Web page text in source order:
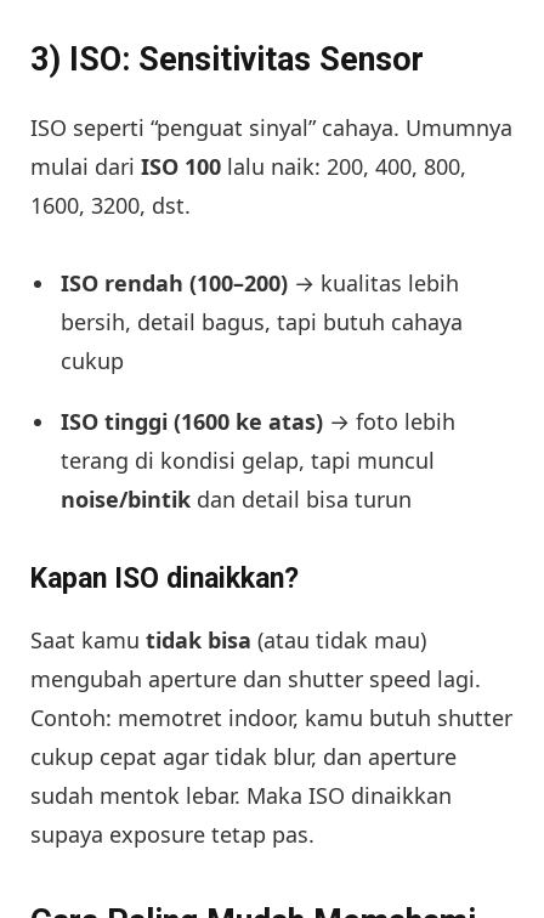
3) ISO: Sensitivitas Sensor
ISO seperti “penguat sinyal” cahaya. Umumnya
mulai dari ISO 100 lalu naik: 200, 400, 800,
1600, 3200, dst.
ISO rendah (100–200) → kualitas lebih
bersih, detail bagus, tapi butuh cahaya
cukup
ISO tinggi (1600 ke atas) → foto lebih
terang di kondisi gelap, tapi muncul
noise/bintik dan detail bisa turun
Kapan ISO dinaikkan?
Saat kamu tidak bisa (atau tidak mau)
mengubah aperture dan shutter speed lagi.
Contoh: memotret indoor, kamu butuh shutter
cukup cepat agar tidak blur, dan aperture
sudah mentok lebar. Maka ISO dinaikkan
supaya exposure tetap pas.